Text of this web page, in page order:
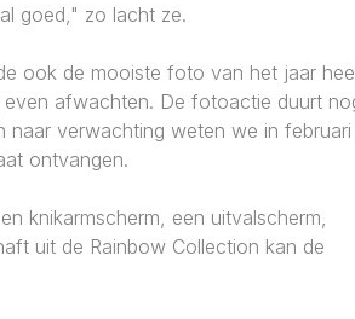
goed," zo lacht ze.
ook de mooiste foto van het jaar
afwachten. De fotoactie duurt
naar verwachting weten we in februari
ontvangen.
knikarmscherm, een uitvalscherm,
uit de Rainbow Collection kan de